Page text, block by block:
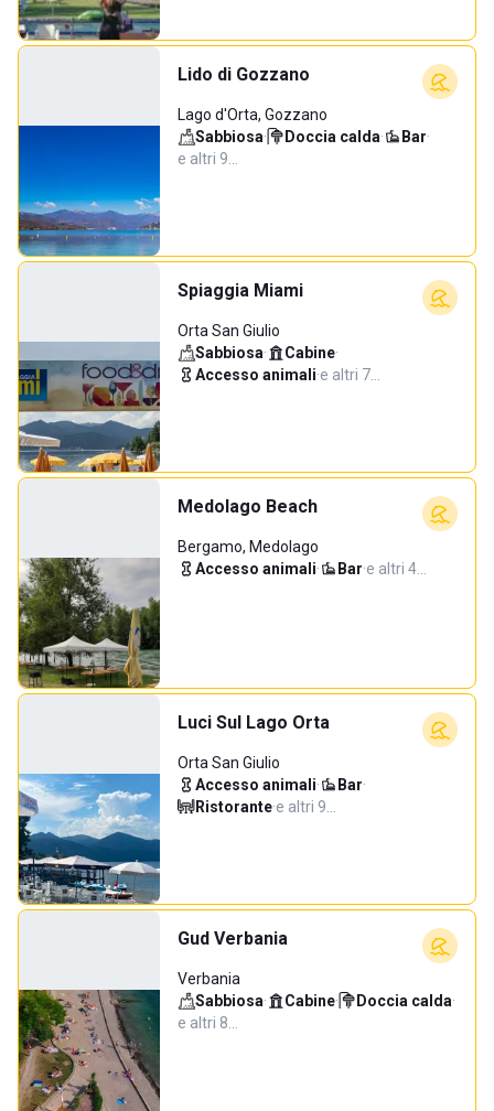
Lido di Gozzano
Lago d'Orta, Gozzano
Sabbiosa· Doccia calda· Bar·
e altri 9…
Spiaggia Miami
Orta San Giulio
Sabbiosa· Cabine·
Accesso animali·e altri 7…
Medolago Beach
Bergamo, Medolago
Accesso animali· Bar·e altri 4…
Luci Sul Lago Orta
Orta San Giulio
Accesso animali· Bar·
Ristorante·e altri 9…
Gud Verbania
Verbania
Sabbiosa· Cabine· Doccia calda·
e altri 8…